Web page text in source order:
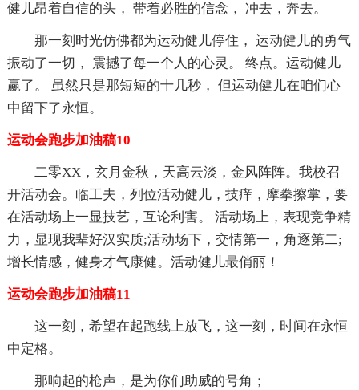
健儿昂着自信的头， 带着必胜的信念， 冲去，奔去。
那一刻时光仿佛都为运动健儿停住， 运动健儿的勇气
振动了一切， 震撼了每一个人的心灵。 终点。运动健儿
赢了。 虽然只是那短短的十几秒， 但运动健儿在咱们心
中留下了永恒。
运动会跑步加油稿10
二零XX，玄月金秋，天高云淡，金风阵阵。我校召
开活动会。临工夫，列位活动健儿，技痒，摩拳擦掌，要
在活动场上一显技艺，互论利害。 活动场上，表现竞争精
力，显现我辈好汉实质;活动场下，交情第一，角逐第二;
增长情感，健身才气康健。活动健儿最俏丽！
运动会跑步加油稿11
这一刻，希望在起跑线上放飞，这一刻，时间在永恒
中定格。
那响起的枪声，是为你们助威的号角；